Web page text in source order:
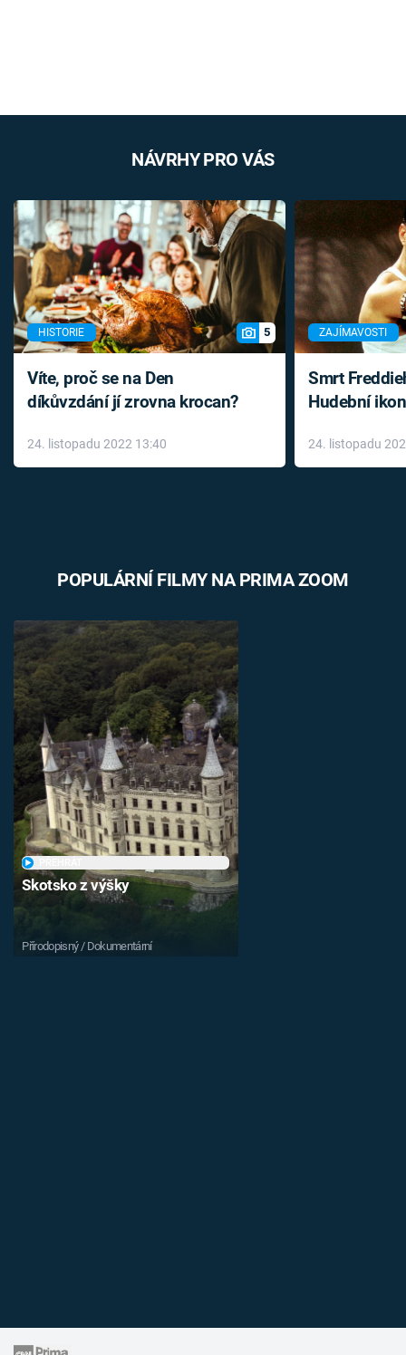
NÁVRHY PRO VÁS
HISTORIE 5
Víte, proč se na Den
díkůvzdání jí zrovna krocan?
24. listopadu 2022 13:40
ZAJÍMAVOSTI
Smrt
Hudební
léky
24. listopadu
POPULÁRNÍ FILMY NA PRIMA ZOOM
Skotsko z výšky
Přírodopisný / Dokumentární